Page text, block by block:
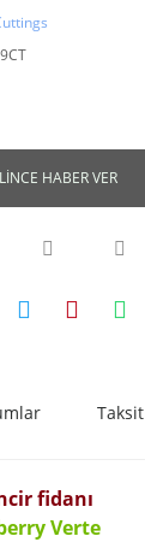
HABER VER
fidanı
Verte